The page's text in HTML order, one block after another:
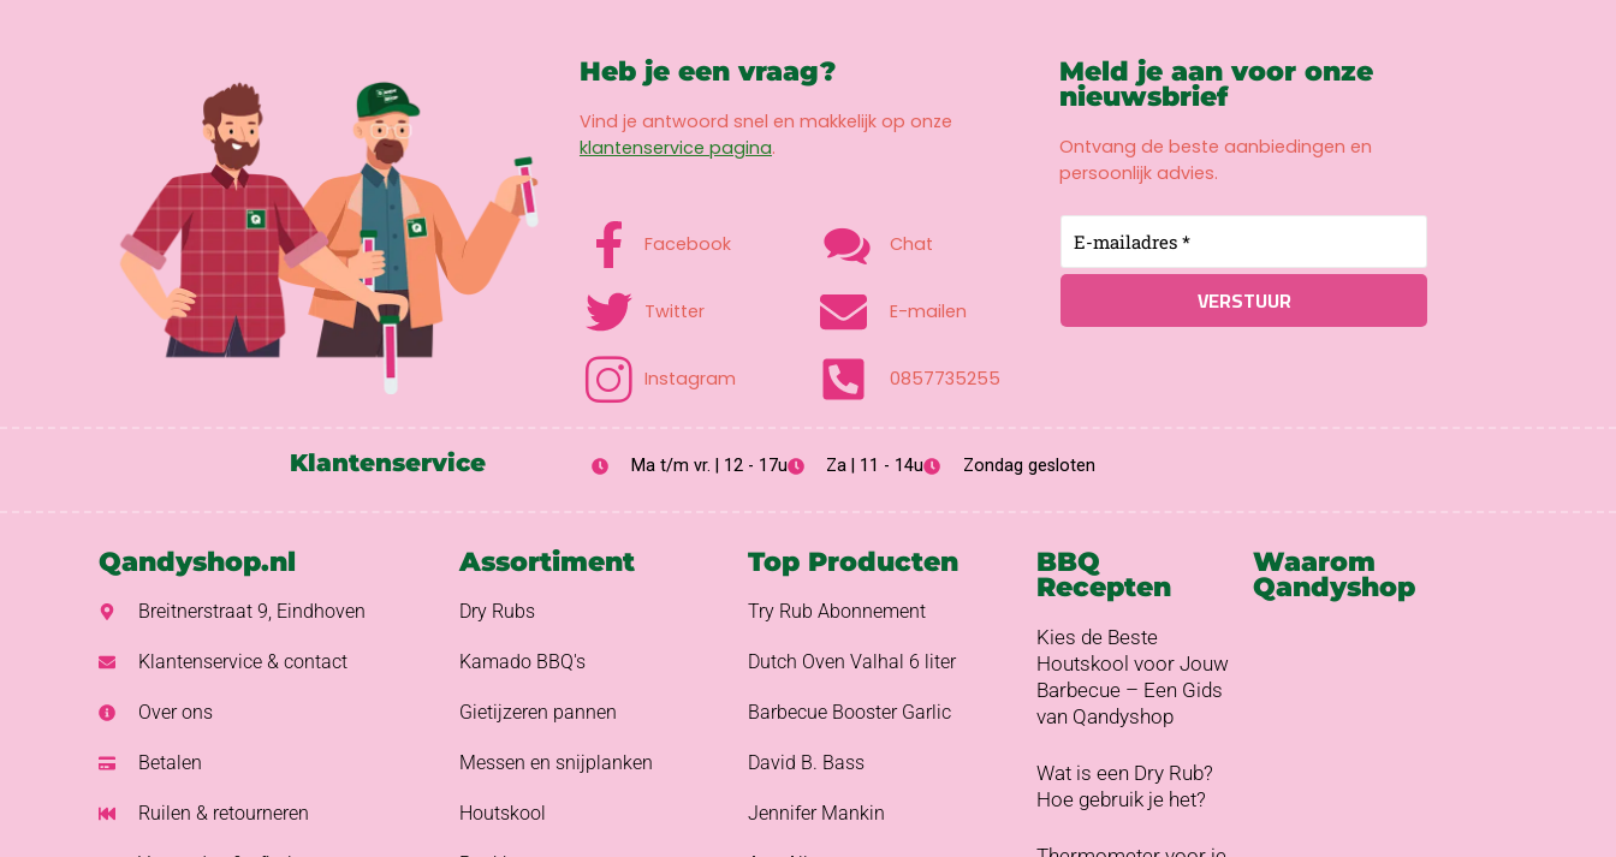
Heb je een vraag?
Vind je antwoord snel en makkelijk op onze
klantenservice pagina.
Facebook
Twitter
Instagram
Chat
E-mailen
0857735255
Meld je aan voor onze
nieuwsbrief
Ontvang de beste aanbiedingen en
persoonlijk advies.
Klantenservice Ma t/m vr. | 12 - 17u Za | 11 - 14u Zondag gesloten
Qandyshop.nl
Breitnerstraat 9, Eindhoven
Klantenservice & contact
Over ons
Betalen
Ruilen & retourneren
Assortiment
Dry Rubs
Kamado BBQ's
Gietijzeren pannen
Messen en snijplanken
Houtskool
Top Producten
Try Rub Abonnement
Dutch Oven Valhal 6 liter
Barbecue Booster Garlic
David B. Bass
Jennifer Mankin
BBQ
Recepten
Kies de Beste
Houtskool voor Jouw
Barbecue – Een Gids
van Qandyshop
Wat is een Dry Rub?
Hoe gebruik je het?
Waarom
Qandyshop